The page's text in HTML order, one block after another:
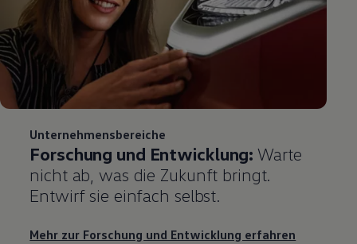
Unternehmensbereiche
Forschung und Entwicklung: Warte
nicht ab, was die Zukunft bringt.
Entwirf sie einfach selbst.
Mehr zur Forschung und Entwicklung erfahren